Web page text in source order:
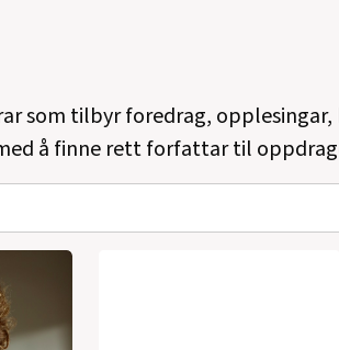
som tilbyr foredrag, opplesingar,
å finne rett forfattar til